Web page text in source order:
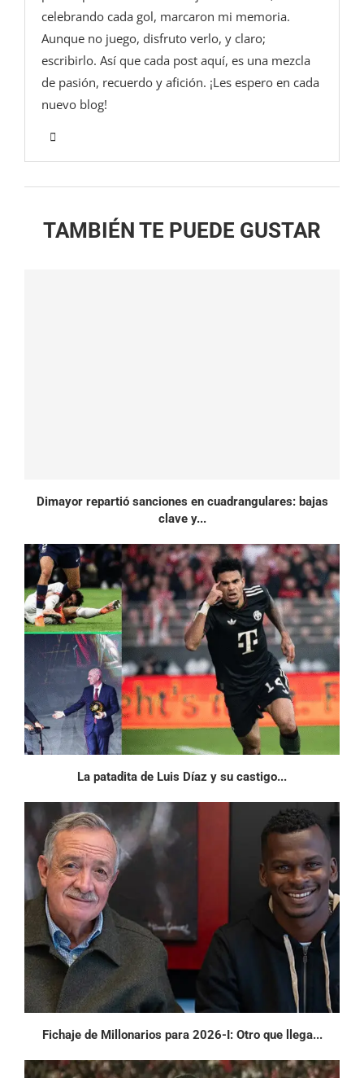
celebrando cada gol, marcaron mi memoria.
Aunque no juego, disfruto verlo, y claro;
escribirlo. Así que cada post aquí, es una mezcla
de pasión, recuerdo y afición. ¡Les espero en cada
nuevo blog!
TAMBIÉN TE PUEDE GUSTAR
Dimayor repartió sanciones en cuadrangulares: bajas
clave y...
La patadita de Luis Díaz y su castigo...
Fichaje de Millonarios para 2026-I: Otro que llega...